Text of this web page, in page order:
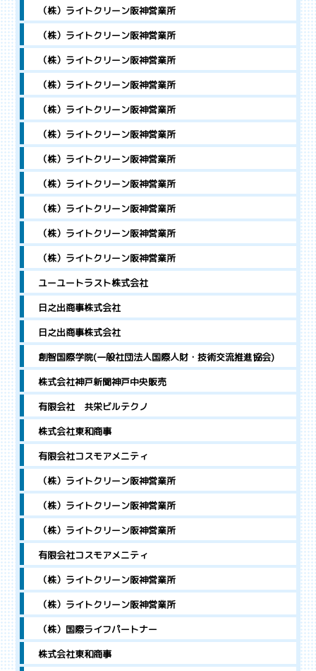
（株）ライトクリーン阪神営業所
（株）ライトクリーン阪神営業所
（株）ライトクリーン阪神営業所
（株）ライトクリーン阪神営業所
（株）ライトクリーン阪神営業所
（株）ライトクリーン阪神営業所
（株）ライトクリーン阪神営業所
（株）ライトクリーン阪神営業所
（株）ライトクリーン阪神営業所
（株）ライトクリーン阪神営業所
（株）ライトクリーン阪神営業所
ユーユートラスト株式会社
日之出商事株式会社
日之出商事株式会社
創智国際学院(一般社団法人国際人財・技術交流推進協会)
株式会社神戸新聞神戸中央販売
有限会社 共栄ビルテクノ
株式会社東和商事
有限会社コスモアメニティ
（株）ライトクリーン阪神営業所
（株）ライトクリーン阪神営業所
（株）ライトクリーン阪神営業所
有限会社コスモアメニティ
（株）ライトクリーン阪神営業所
（株）ライトクリーン阪神営業所
（株）国際ライフパートナー
株式会社東和商事